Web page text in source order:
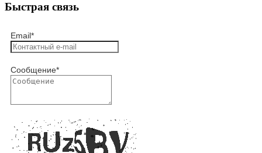
Быстрая связь
Email*
Сообщение*